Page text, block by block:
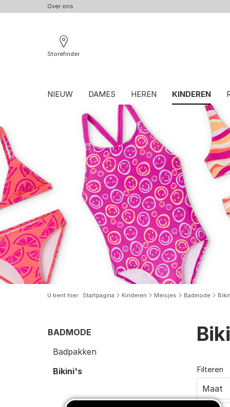
Over ons
Storefinder
NIEUW DAMES HEREN KINDEREN
U bent hier Startpagina Kinderen Meisjes Badmode
BADMODE
Badpakken
Bikini's
Filteren
Maat